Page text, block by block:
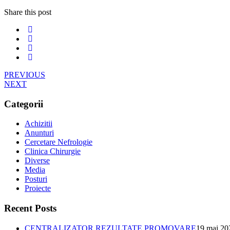
Share this post
PREVIOUS
NEXT
Categorii
Achizitii
Anunturi
Cercetare Nefrologie
Clinica Chirurgie
Diverse
Media
Posturi
Proiecte
Recent Posts
CENTRALIZATOR REZULTATE PROMOVARE19 mai